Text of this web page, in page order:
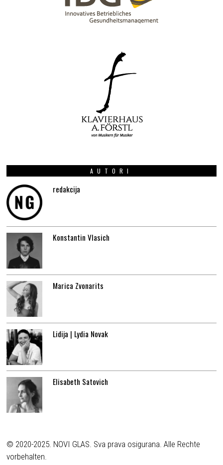
AUTORI
redakcija
Konstantin Vlasich
Marica Zvonarits
Lidija | Lydia Novak
Elisabeth Satovich
© 2020-2025. NOVI GLAS. Sva prava osigurana. Alle Rechte
vorbehalten.